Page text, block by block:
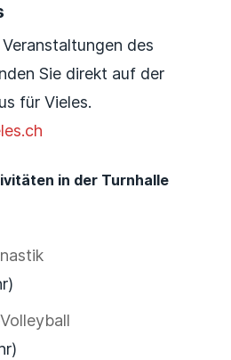
des
Sie direkt auf der
für Vieles.
in der Turnhalle